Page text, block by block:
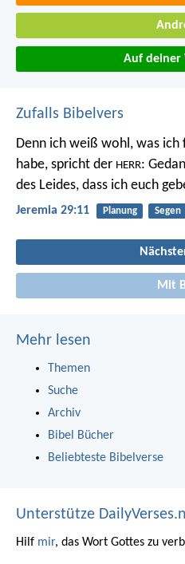
Auf deiner
Zufalls Bibelvers
Denn ich weiß wohl, was ich
habe, spricht der HERR:
des Leides, dass ich euch
Jeremia 29:11 Planung Segen
Mit
Mehr lesen
Themen
Suche
Archiv
Bibel Bücher
Beliebteste Bibelverse
Unterstütze
Hilf mir, das Wort Gottes zu